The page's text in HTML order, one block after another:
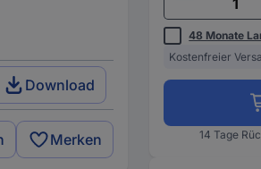
Download
Merken
48 Monate
Kostenfreier
14 Tage